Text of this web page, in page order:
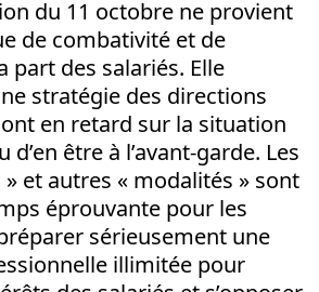
du 11 octobre ne provient
de combativité et de
part des salariés. Elle
stratégie des directions
en retard sur la situation
d’en être à l’avant-garde. Les
» et autres « modalités » sont
éprouvante pour les
sérieusement une
illimitée pour